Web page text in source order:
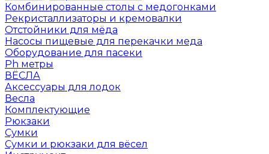
Комбинированные столы с медогонками
Рекристаллизаторы и кремовалки
Отстойники для мёда
Насосы пищевые для перекачки меда
Оборудование для пасеки
Ph метры
ВЁСЛА
Аксессуары для лодок
Весла
Комплектующие
Рюкзаки
Сумки
Сумки и рюкзаки для вёсел